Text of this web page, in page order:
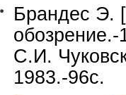
Брандес Э.
С.И.
1983.-96с.